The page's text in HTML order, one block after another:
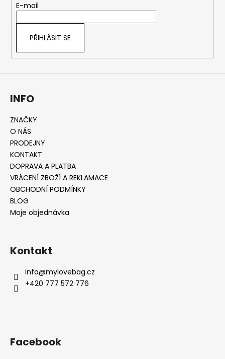
E-mail
PŘIHLÁSIT SE
INFO
ZNAČKY
O NÁS
PRODEJNY
KONTAKT
DOPRAVA A PLATBA
VRÁCENÍ ZBOŽÍ A REKLAMACE
OBCHODNÍ PODMÍNKY
BLOG
Moje objednávka
Kontakt
info@mylovebag.cz
+420 777 572 776
Facebook